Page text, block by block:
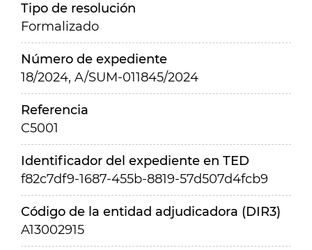
Tipo de resolución
Formalizado
Número de expediente
18/2024, A/SUM-011845/2024
Referencia
C5001
Identificador del expediente en TED
f82c7df9-1687-455b-8819-57d507d4fcb9
Código de la entidad adjudicadora (DIR3)
A13002915